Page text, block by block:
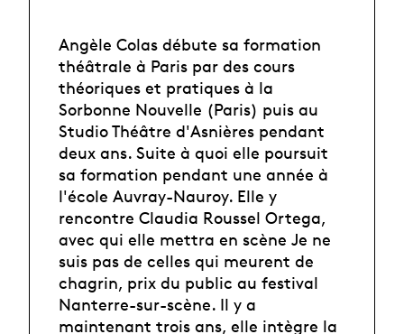
Angèle Colas débute sa formation
théâtrale à Paris par des cours
théoriques et pratiques à la
Sorbonne Nouvelle (Paris) puis au
Studio Théâtre d'Asnières pendant
deux ans. Suite à quoi elle poursuit
sa formation pendant une année à
l'école Auvray-Nauroy. Elle y
rencontre Claudia Roussel Ortega,
avec qui elle mettra en scène Je ne
suis pas de celles qui meurent de
chagrin, prix du public au festival
Nanterre-sur-scène. Il y a
maintenant trois ans, elle intègre la